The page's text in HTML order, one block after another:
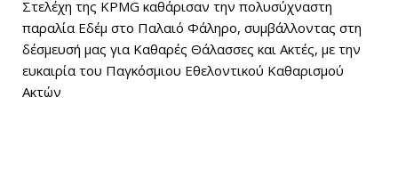
Στελέχη της KPMG καθάρισαν την πολυσύχναστη
παραλία Εδέμ στο Παλαιό Φάληρο, συμβάλλοντας στη
δέσμευσή μας για Καθαρές Θάλασσες και Ακτές, με την
ευκαιρία του Παγκόσμιου Εθελοντικού Καθαρισμού
Ακτών